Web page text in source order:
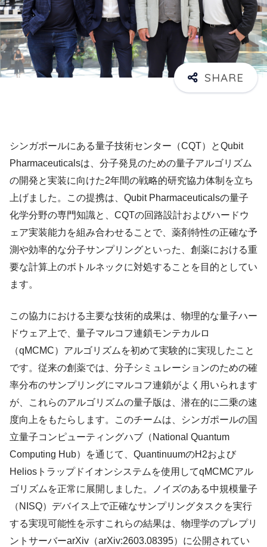
シンガポールにある量子技術センター（CQT）とQubit
Pharmaceuticalsは、分子発見のための量子アルゴリズム
の開発と実装に向けた2年間の戦略的研究協力体制を立ち
上げました。この提携は、Qubit Pharmaceuticalsの量子
化学分野の専門知識と、CQTの回路設計およびハードウ
ェア実装能力を組み合わせることで、薬剤特性の正確な予
測や効率的な分子サンプリングといった、創薬における重
要な計算上のボトルネックに対処することを目的としてい
ます。
この協力における主要な技術的成果は、物理的な量子ハー
ドウェア上で、量子マルコフ連鎖モンテカルロ
（qMCMC）アルゴリズムを初めて実験的に実現したこと
です。従来の創薬では、分子シミュレーションのための確
率分布のサンプリングにマルコフ連鎖がよく用いられます
が、これらのアルゴリズムの量子版は、潜在的に二乗の速
度向上をもたらします。このチームは、シンガポールの国
立量子コンピューティングハブ（National Quantum
Computing Hub）を通じて、QuantinuumのH2および
Heliosトラップドイオンシステムを使用してqMCMCアル
ゴリズムを正常に展開しました。ノイズのある中規模量子
（NISQ）デバイス上で正確なサンプリングタスクを実行
する実現可能性を示すこれらの結果は、物理学のプレプリ
ントサーバーarXiv（arXiv:2603.08395）に公開されてい